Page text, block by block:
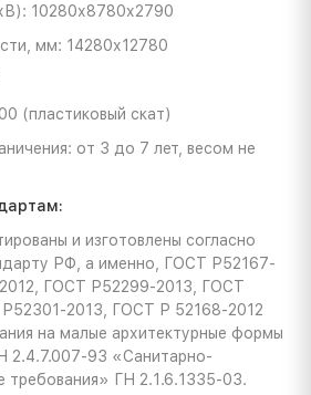
10280х8780х2790
мм: 14280х12780
(пластиковый скат)
от 3 до 7 лет, весом не
и изготовлены согласно
РФ, а именно, ГОСТ Р52167-
ГОСТ Р52299-2013, ГОСТ
2013, ГОСТ Р 52168-2012
на малые архитектурные формы
2.4.7.007-93 «Санитарно-
требования» ГН 2.1.6.1335-03.